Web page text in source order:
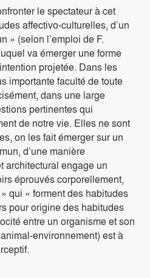
le spectateur à cet
affectivo-culturelles, d’un
» (selon l’emploi de F.
va émerger une forme
projetée. Dans les
importante faculté de toute
dans une large
pertinentes qui
de notre vie. Elles ne sont
on les fait émerger sur un
d’une manière
architectural engage un
éprouvés corporellement,
qui « forment des habitudes
pour origine des habitudes
entre un organisme et son
environnement) est à